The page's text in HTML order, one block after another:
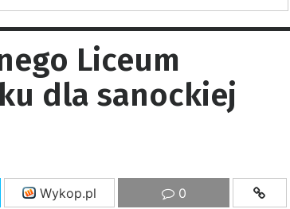
Liceum
dla sanockiej
Wykop.pl 0